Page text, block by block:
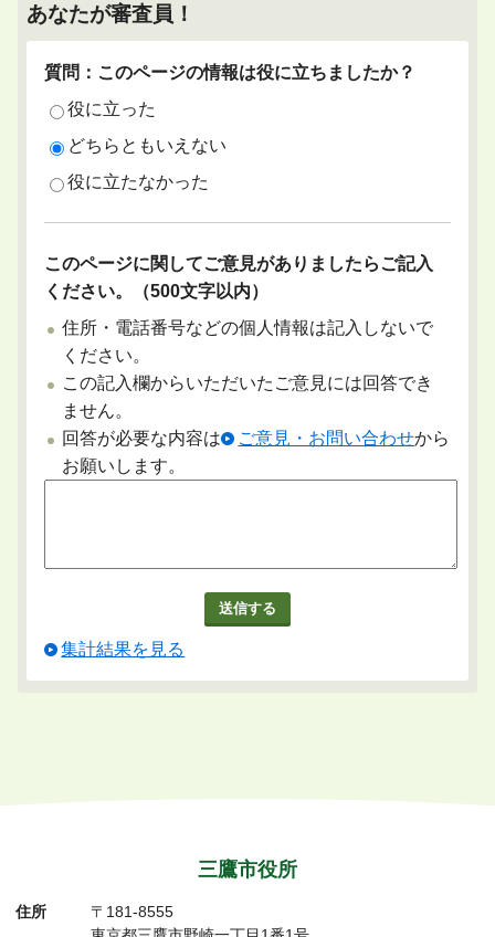
あなたが審査員！
質問：このページの情報は役に立ちましたか？
役に立った
どちらともいえない
役に立たなかった
このページに関してご意見がありましたらご記入
ください。（500文字以内）
住所・電話番号などの個人情報は記入しないで
ください。
この記入欄からいただいたご意見には回答でき
ません。
回答が必要な内容は
ご意見・お問い合わせから
お願いします。
集計結果を見る
三鷹市役所
住所
〒181-8555